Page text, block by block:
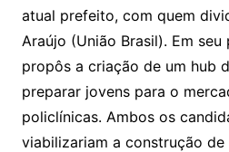
atual prefeito, com quem
Araújo (União Brasil). Em
propôs a criação de um hub
preparar jovens para o
policlínicas. Ambos os
viabilizariam a construção